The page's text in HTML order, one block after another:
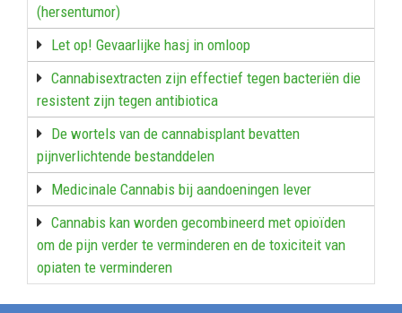
(hersentumor)
Let op! Gevaarlijke hasj in omloop
Cannabisextracten zijn effectief tegen bacteriën die
resistent zijn tegen antibiotica
De wortels van de cannabisplant bevatten
pijnverlichtende bestanddelen
Medicinale Cannabis bij aandoeningen lever
Cannabis kan worden gecombineerd met opioïden
om de pijn verder te verminderen en de toxiciteit van
opiaten te verminderen